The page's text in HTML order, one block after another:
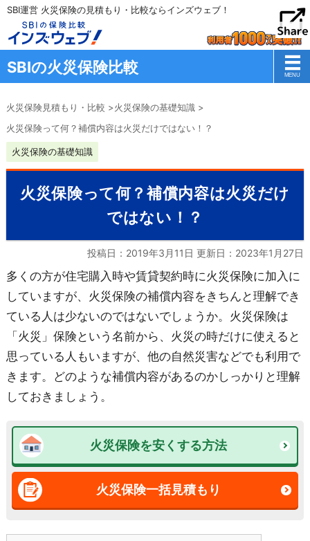
SBI運営 火災保険の見積もり・比較ならインズウェブ！
SBIの火災保険比較
火災保険見積もり・比較 >火災保険の基礎知識 >
火災保険って何？補償内容は火災だけではない！？
火災保険の基礎知識
火災保険って何？補償内容は火災だけ
ではない！？
投稿日：2019年3月11日 更新日： 2023年1月27日
多くの方が住宅購入時や賃貸契約時に火災保険に加入に
していますが、火災保険の補償内容をきちんと理解でき
ている人は少ないのではないでしょうか。火災保険は
「火災」保険という名前から、火災の時だけに使えると
思っている人もいますが、他の自然災害などでも利用で
きます。どのような補償内容があるのかしっかりと理解
しておきましょう。
火災保険を安くする方法
火災保険一括見積もり